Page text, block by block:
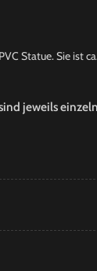
Statue. Sie ist
jeweils